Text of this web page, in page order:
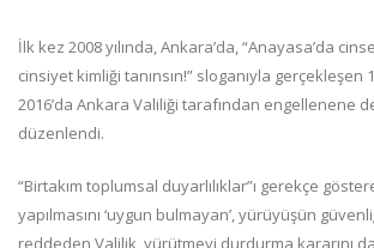
İlk kez 2008 yılında, Ankara’da, “Anayasa’da
cinsiyet kimliği tanınsın!” sloganıyla gerçekleşen
2016’da Ankara Valiliği tarafından engellenene
düzenlendi.
“Birtakım toplumsal duyarlılıklar”ı gerekçe
yapılmasını ‘uygun bulmayan’, yürüyüşün
reddeden Valilik, yürütmeyi durdurma kararını